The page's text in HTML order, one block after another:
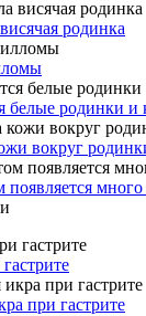
родинка
белые родинки и
вокруг
появляется
при гастрите